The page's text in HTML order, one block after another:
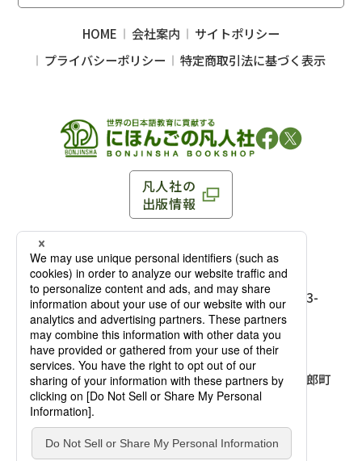
凡人社の
出版情報
〒102-0093 東京都千代田区平河町 1-3-13 8F
TEL：03-3263-3959／FAX：03-3263-3116
麹町店
〒102-0093 東京都千代田区平河町1-3-
13 8F［アクセス］
TEL：03-3239-8673／FAX：03-3263-
3116
大阪店
〒541-0056 大阪府大阪市中央区久太郎町
4-2-10
大西ビルディング 1階［
TEL：06-4256-2684／FAX：03-6733-
7887
HOME 会社案内
サイトポリシー
プライバシーポリシー
特定商取引法に基づく表示